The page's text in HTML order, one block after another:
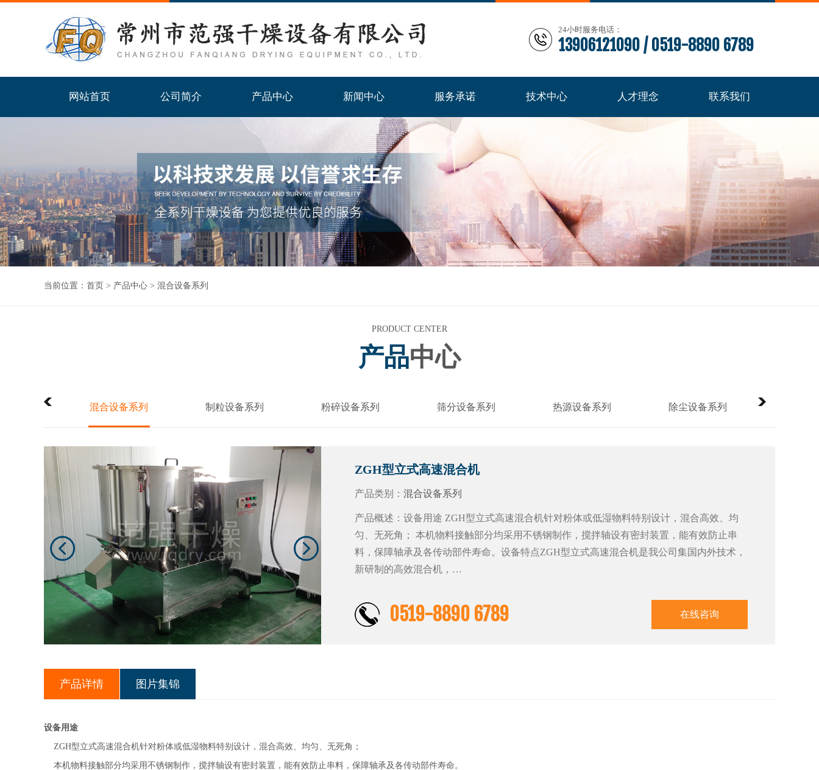
24小时服务电话：
13906121090 / 0519-8890 6789
网站首页
网站首页
公司简介
公司简介
产品中心
产品中心
新闻中心
新闻中心 服务承诺 技术中心
人才理念
人才理念 联系我们
当前位置： 首页 > 产品中心 > 混合设备系列
PRODUCT CENTER
产品中心
混合设备系列 制粒设备系列 粉碎设备系列 筛分设备系列 热源设备系列 除尘设备系列
ZGH型立式高速混合机
产品类别： 混合设备系列
产品概述：设备用途 ZGH型立式高速混合机针对粉体或低湿物料特别设计，混合高效、均
匀、无死角； 本机物料接触部分均采用不锈钢制作，搅拌轴设有密封装置，能有效防止串
料，保障轴承及各传动部件寿命。设备特点ZGH型立式高速混合机是我公司集国内外技术，
新研制的高效混合机，…
0519-8890 6789 在线咨询
产品详情 图片集锦
设备用途
ZGH型立式高速混合机针对粉体或低湿物料特别设计，混合高效、均匀、无死角；
本机物料接触部分均采用不锈钢制作，搅拌轴设有密封装置，能有效防止串料，保障轴承及各传动部件寿命。